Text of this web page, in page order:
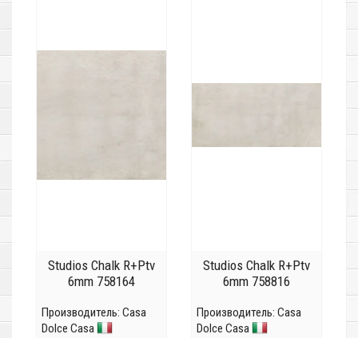
Studios Chalk R+Ptv
6mm 758164
Производитель: Casa
Dolce Casa
Studios Chalk R+Ptv
6mm 758816
Производитель: Casa
Dolce Casa